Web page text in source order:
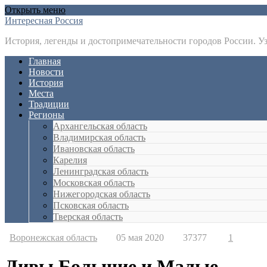
Открыть меню
Интересная Россия
История, легенды и достопримечательности городов России.
Главная
Новости
История
Места
Традиции
Регионы
Архангельская область
Владимирская область
Ивановская область
Карелия
Ленинградская область
Московская область
Нижегородская область
Псковская область
Тверская область
Воронежская область 05 мая 2020 37377 1